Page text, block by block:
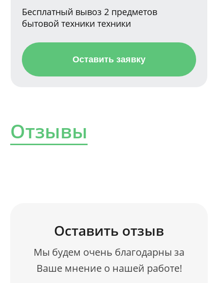
Бесплатный вывоз 2 предметов
бытовой техники техники
Оставить заявку
Отзывы
Оставить отзыв
Мы будем очень благодарны за
Ваше мнение о нашей работе!